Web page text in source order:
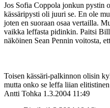
Jos Sofia Coppola jonkun pystin
kässäripysti oli juuri se. En ole
joten en suoraan osaa vertailla.
vaikka leffasta pidinkin. Paitsi
näköinen Sean Pennin voitosta,
Toisen kässäri-palkinnon olisin
mutta onko se leffa liian
Antti Tohka 1.3.2004 11:49